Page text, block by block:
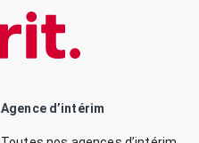
Agence d’intérim